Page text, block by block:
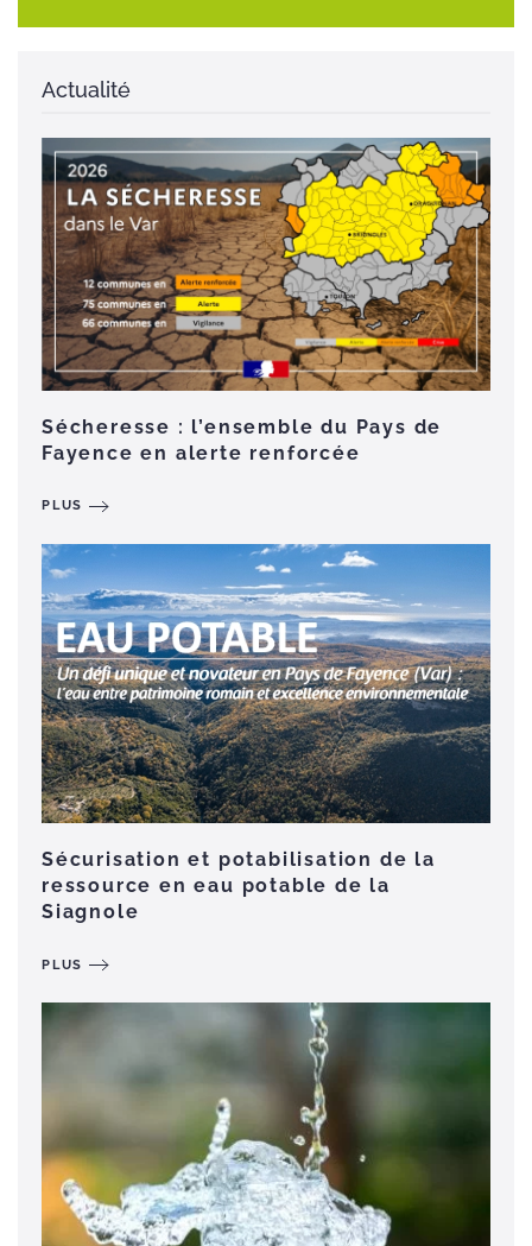
Sécheresse : l’ensemble du Pays de
Fayence en alerte renforcée
PLUS
Sécurisation et potabilisation de la
ressource en eau potable de la
Siagnole
PLUS